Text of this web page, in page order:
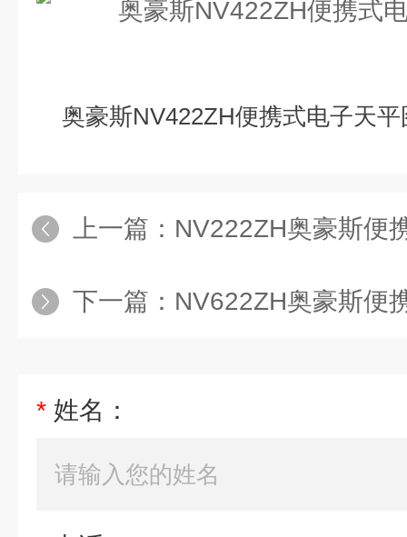
奥豪斯NV422ZH便携式电子天平
上一篇： NV222ZH奥豪斯便
下一篇： NV622ZH奥豪斯便
* 姓名：